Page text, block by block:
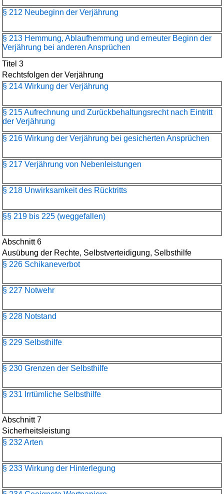
§ 212 Neubeginn der Verjährung
§ 213 Hemmung, Ablaufhemmung und erneuter Beginn der
Verjährung bei anderen Ansprüchen
Titel 3
Rechtsfolgen der Verjährung
§ 214 Wirkung der Verjährung
§ 215 Aufrechnung und Zurückbehaltungsrecht nach Eintritt
der Verjährung
§ 216 Wirkung der Verjährung bei gesicherten Ansprüchen
§ 217 Verjährung von Nebenleistungen
§ 218 Unwirksamkeit des Rücktritts
§§ 219 bis 225 (weggefallen)
Abschnitt 6
Ausübung der Rechte, Selbstverteidigung, Selbsthilfe
§ 226 Schikaneverbot
§ 227 Notwehr
§ 228 Notstand
§ 229 Selbsthilfe
§ 230 Grenzen der Selbsthilfe
§ 231 Irrtümliche Selbsthilfe
Abschnitt 7
Sicherheitsleistung
§ 232 Arten
§ 233 Wirkung der Hinterlegung